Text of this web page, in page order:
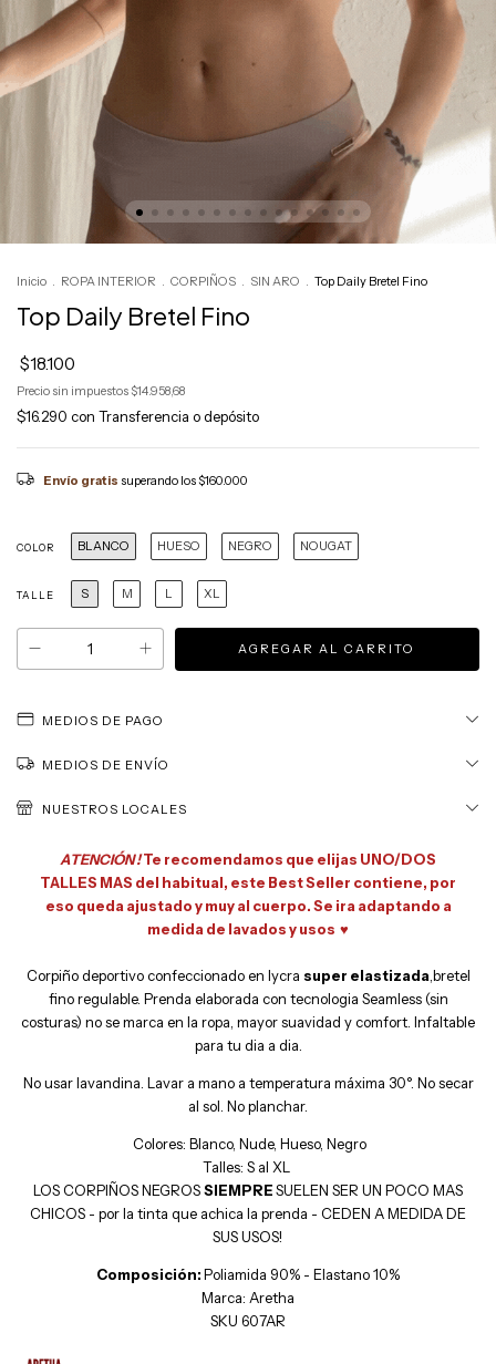
Inicio ROPA INTERIOR CORPIÑOS SIN ARO Top Daily Bretel Fino
Top Daily Bretel Fino
$18.100
Precio sin impuestos $14.958,68
$16.290 con Transferencia o depósito
Envío gratis superando los$160.000
COLOR BLANCO HUESO NEGRO NOUGAT
TALLE S M L XL
MEDIOS DE PAGO
MEDIOS DE ENVÍO
NUESTROS LOCALES
ATENCIÓN !Te recomendamos que elijas UNO/DOS
TALLES MAS del habitual, este Best Seller contiene, por
eso queda ajustado y muy al cuerpo. Se ira adaptando a
medida de lavados y usos ♥
Corpiño deportivo confeccionado en lycra super elastizada ,bretel
fino regulable. Prenda elaborada con tecnologia Seamless (sin
costuras) no se marca en la ropa, mayor suavidad y comfort. Infaltable
para tu dia a dia.
No usar lavandina. Lavar a mano a temperatura máxima 30°. No secar
al sol. No planchar.
Colores: Blanco, Nude, Hueso, Negro
Talles: S al XL
LOS CORPIÑOS NEGROSSIEMPRESUELEN SER UN POCO MAS
CHICOS - por la tinta que achica la prenda - CEDEN A MEDIDA DE
SUS USOS!
Composición:Poliamida 90% - Elastano 10%
Marca: Aretha
SKU 607AR